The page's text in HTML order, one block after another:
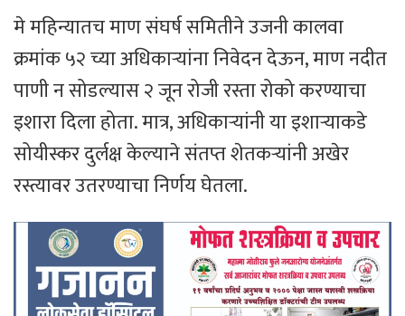
मे महिन्यातच माण संघर्ष समितीने उजनी कालवा
क्रमांक ५२ च्या अधिकाऱ्यांना निवेदन देऊन, माण नदीत
पाणी न सोडल्यास २ जून रोजी रस्ता रोको करण्याचा
इशारा दिला होता. मात्र, अधिकाऱ्यांनी या इशाऱ्याकडे
सोयीस्कर दुर्लक्ष केल्याने संतप्त शेतकऱ्यांनी अखेर
रस्त्यावर उतरण्याचा निर्णय घेतला.